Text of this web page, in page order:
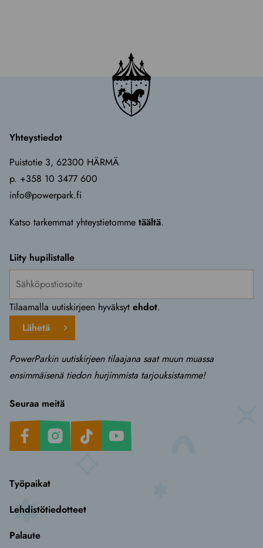
Yhteystiedot
Puistotie 3, 62300 HÄRMÄ
p. +358 10 3477 600
info@powerpark.fi
Katso tarkemmat yhteystietomme täältä.
Liity hupilistalle
Tilaamalla uutiskirjeen hyväksyt ehdot.
Lähetä
PowerParkin uutiskirjeen tilaajana saat muun muassa
ensimmäisenä tiedon hurjimmista tarjouksistamme!
Työpaikat
Lehdistötiedotteet
Palaute
Seuraa meitä
FacebookInstagramTikTok Youtube